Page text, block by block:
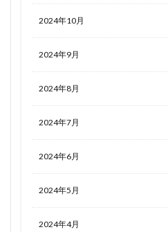
2024年10月
2024年9月
2024年8月
2024年7月
2024年6月
2024年5月
2024年4月